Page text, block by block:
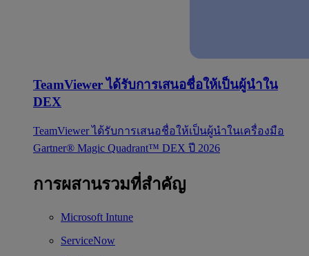
TeamViewer ได้รับการเสนอชื่อให้เป็นผู้นำใน
DEX
TeamViewer ได้รับการเสนอชื่อให้เป็นผู้นำในเครื่องมือ
Gartner® Magic Quadrant™ DEX ปี 2026
การผสานรวมที่สำคัญ
Microsoft Intune
ServiceNow